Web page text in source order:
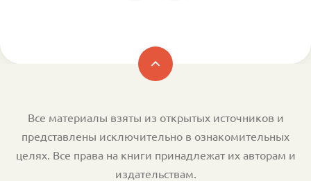
Все материалы взяты из открытых источников и
представлены исключительно в ознакомительных
целях. Все права на книги принадлежат их авторам и
издательствам.